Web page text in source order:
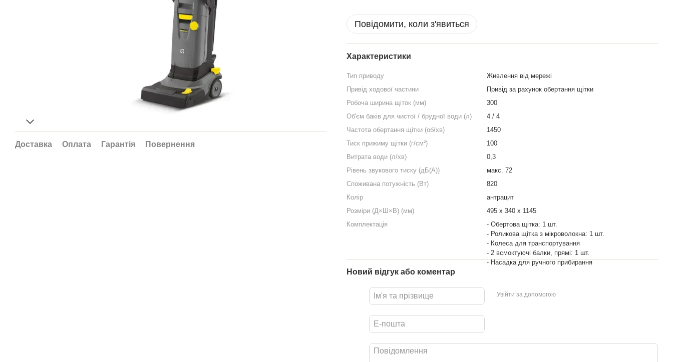
Доставка Оплата Гарантія Повернення
Повідомити, коли з'явиться
Характеристики
Тип приводу
Живлення від мережі
Привід ходової частини
Привід за рахунок обертання щітки
Робоча ширина щіток (мм)
300
Об'єм баків для чистої / брудної води (л)
4 / 4
Частота обертання щітки (об/хв)
1450
Тиск прижиму щітки (г/см²)
100
Витрата води (л/хв)
0,3
Рівень звукового тиску (дБ(А))
макс. 72
Споживана потужність (Вт)
820
Колір
антрацит
Розміри (Д×Ш×В) (мм)
495 x 340 x 1145
Комплектація
- Обертова щітка: 1 шт.
- Роликова щітка з мікроволокна: 1 шт.
- Колеса для транспортування
- 2 всмоктуючі балки, прямі: 1 шт.
- Насадка для ручного прибирання
Новий відгук або коментар
Увійти за допомогою